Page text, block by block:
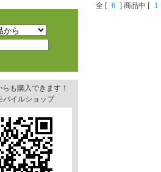
も購入できます！
バイルショップ
全 [ 6 ] 商品中 [ 1